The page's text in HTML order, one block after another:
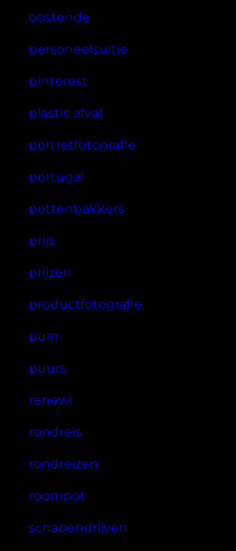
oostende
personeelsuitje
pinterest
plastic afval
portretfotografie
portugal
pottenbakkers
prijs
prijzen
productfotografie
puin
puurs
renewi
rondreis
rondreizen
roompot
schapendrijven